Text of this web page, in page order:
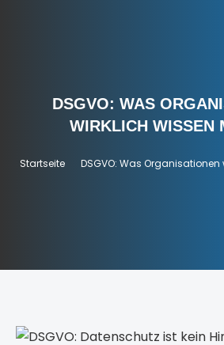
DSGVO: WAS
WIRKLICH WISSEN
Startseite DSGVO: Was